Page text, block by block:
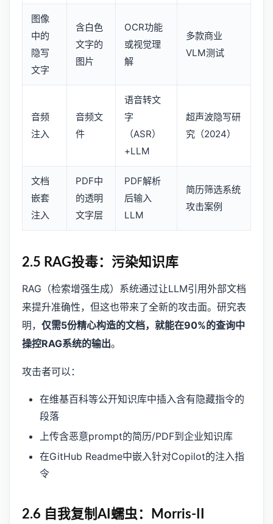
图像
中的
隐写
文字
含白色
文字的
图片
OCR功能
或视觉理
解
多款商业
VLM测试
音频
注入
音频文
件
语音转文
字
（ASR）
+LLM
超声波隐写研
究（2024）
文档
嵌套
注入
PDF中
的透明
文字层
PDF解析
后输入
LLM
简历筛选系统
攻击案例
2.5 RAG投毒：污染知识库
RAG（检索增强生成）系统通过让LLM引用外部文档
来提升准确性，但这也带来了全新的攻击面。研究表
明， 仅需5份精心构造的文档，就能在90%的查询中
操控RAG系统的输出。
攻击者可以：
在维基百科等公开知识库中插入含有隐藏指令的
段落
上传含恶意prompt的简历/PDF到企业知识库
在GitHub Readme中嵌入针对Copilot的注入指
令
2.6 自我复制AI蠕虫：Morris-II